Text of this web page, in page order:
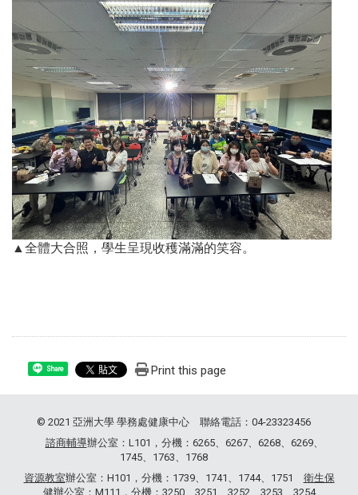
▲全體大合照，學生呈現收穫滿滿的笑容。
Share Print this page
© 2021 亞洲大學 學務處健康中心 聯絡電話：04-23323456
諮商輔導辦公室：L101，分機：6265、6267、6268、6269、
1745、1763、1768
資源教室辦公室：H101，分機：1739、1741、1744、1751 衛生保
健辦公室：M111，分機：3250、3251、3252、3253、3254